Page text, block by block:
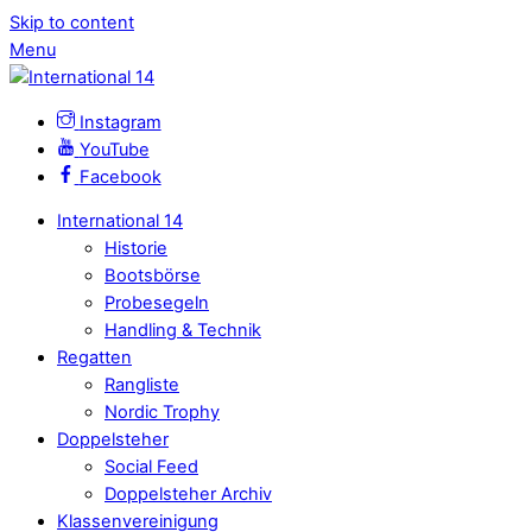
Skip to content
Menu
Instagram
YouTube
Facebook
International 14
Historie
Bootsbörse
Probesegeln
Handling & Technik
Regatten
Rangliste
Nordic Trophy
Doppelsteher
Social Feed
Doppelsteher Archiv
Klassenvereinigung